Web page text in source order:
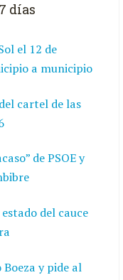
días
el 12 de
a municipio
cartel de las
de PSOE y
del cauce
y pide al